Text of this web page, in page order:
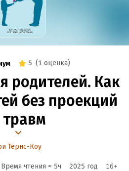
5 (1 оценка)
родителей. Как
без проекций
травм
Тернс-Коу
Время чтения ≈ 5ч 2025 год 16+